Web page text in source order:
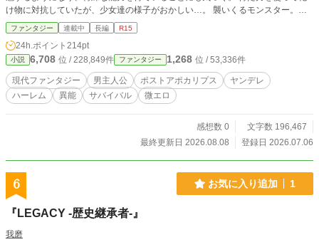
け物に対抗していたが、少女達の様子がおかしい…。 襲いくるモンスター。迫
り来る少女達。果たして優希はこの崩壊した世界で生き残ることができるのか。
ーーーーーーーーーーーー ファンタジー化した現代で、力強い系の女の子達に
愛されまくる話です。 ※他サイトでも投稿しています。
ファンタジー 連載中 長編 R15
24h.ポイント 214pt
小説 6,708 位 / 228,849件 ファンタジー 1,268 位 / 53,336件
現代ファンタジー 男主人公 ポストアポカリプス
ヤンデレ
ハーレム
異能 サバイバル 微エロ
感想数 0
文字数 196,467
最終更新日 2026.08.08
登録日 2026.07.06
6 お気に入り追加 1
『LEGACY -歴史継承者-』
我磨